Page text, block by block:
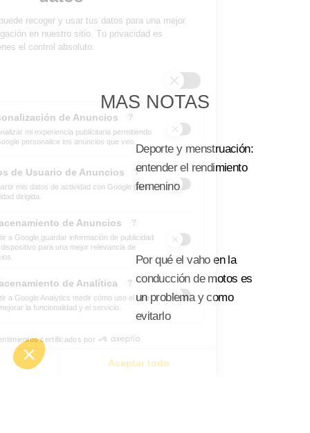
MAS NOTAS
Deporte y menstruación:
entender el rendimiento
femenino
Por qué el vaho en la
conducción de motos es
un problema y como
evitarlo